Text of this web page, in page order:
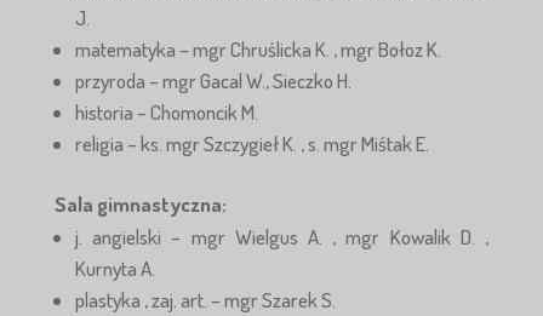
J.
matematyka – mgr Chruślicka K. , mgr Bołoz K.
przyroda – mgr Gacal W., Sieczko H.
historia – Chomoncik M.
religia – ks. mgr Szczygieł K. , s. mgr Miśtak E.
Sala gimnastyczna:
j. angielski – mgr Wielgus A. , mgr Kowalik D. ,
Kurnyta A.
plastyka , zaj. art. – mgr Szarek S.